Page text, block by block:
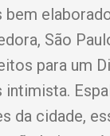
bem
São
para um
intimista.
da cidade,